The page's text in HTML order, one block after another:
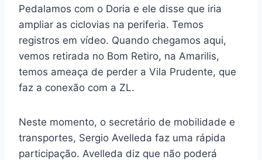
Pedalamos com o Doria e ele disse que iria
ampliar as ciclovias na periferia. Temos
registros em vídeo. Quando chegamos aqui,
vemos retirada no Bom Retiro, na Amarilis,
temos ameaça de perder a Vila Prudente, que
faz a conexão com a ZL.
Neste momento, o secretário de mobilidade e
transportes, Sergio Avelleda faz uma rápida
participação. Avelleda diz que não poderá